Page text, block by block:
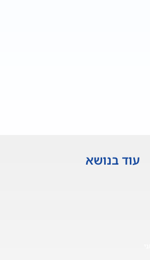
עוד בנושא